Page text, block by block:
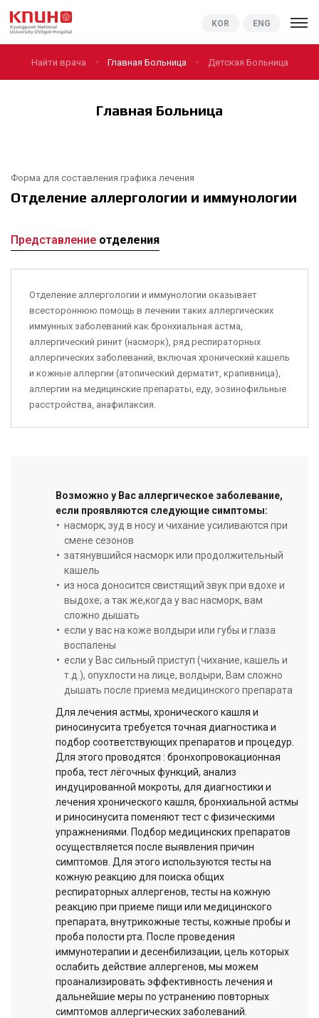
KNUCH
KOR ENG
Найти врача Главная Больница Детская Больница
Главная Больница
Форма для составления графика лечения
Отделение аллергологии и иммунологии
Представление отделения
Отделение аллергологии и иммунологии оказывает
всестороннюю помощь в лечении таких аллергических
иммунных заболеваний как бронхиальная астма,
аллергический ринит (насморк), ряд респираторных
аллергических заболеваний, включая хронический кашель
и кожные аллергии (атопический дерматит, крапивница),
аллергии на медицинские препараты, еду, эозинофильные
расстройства, анафилаксия.
Возможно у Вас аллергическое заболевание,
если проявляются следующие симптомы:
насморк, зуд в носу и чихание усиливаются при
смене сезонов
затянувшийся насморк или продолжительный
кашель
из носа доносится свистящий звук при вдохе и
выдохе; а так же,когда у вас насморк, вам
сложно дышать
если у вас на коже волдыри или губы и глаза
воспалены
если у Вас сильный приступ (чихание, кашель и
т.д.), опухлости на лице, волдыри, Вам сложно
дышать после приема медицинского препарата
Для лечения астмы, хронического кашля и
риносинусита требуется точная диагностика и
подбор соответствующих препаратов и процедур.
Для этого проводятся : бронхопровокационная
проба, тест лёгочных функций, анализ
индуцированной мокроты, для диагностики и
лечения хронического кашля, бронхиальной астмы
и риносинусита поменяют тест с физическими
упражнениями. Подбор медицинских препаратов
осуществляется после выявления причин
симптомов. Для этого используются тесты на
кожную реакцию для поиска общих
респираторных аллергенов, тесты на кожную
реакцию при приеме пищи или медицинского
препарата, внутрикожные тесты, кожные пробы и
проба полости рта. После проведения
иммунотерапии и десенбилизации, цель которых
ослабить действие аллергенов, мы можем
проанализировать эффективность лечения и
дальнейшие меры по устранению повторных
симптомов аллергических заболеваний.